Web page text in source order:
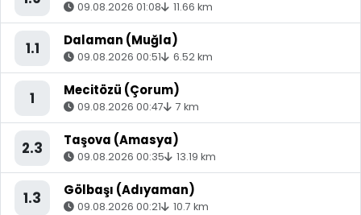
09.08.2026 01:08 11.66 km
1.1 Dalaman (Muğla)
09.08.2026 00:51 6.52 km
1 Mecitözü (Çorum)
09.08.2026 00:47 7 km
2.3 Taşova (Amasya)
09.08.2026 00:35 13.19 km
1.3 Gölbaşı (Adıyaman)
09.08.2026 00:21 10.7 km